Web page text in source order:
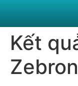
Kết
Zebron